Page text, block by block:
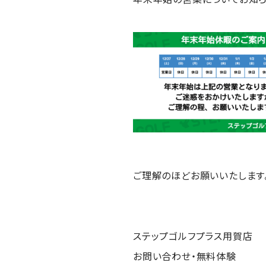
ご理解のほどお願いいたします
ステップゴルフプラス用賀店
お問い合わせ・無料体験